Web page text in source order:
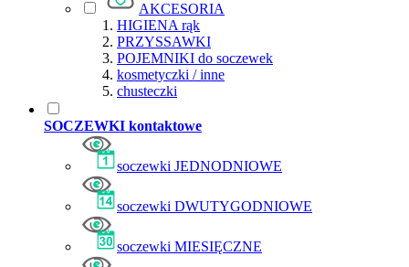
AKCESORIA
HIGIENA rąk
PRZYSSAWKI
POJEMNIKI do soczewek
kosmetyczki / inne
chusteczki
SOCZEWKI kontaktowe
soczewki JEDNODNIOWE
soczewki DWUTYGODNIOWE
soczewki MIESIĘCZNE